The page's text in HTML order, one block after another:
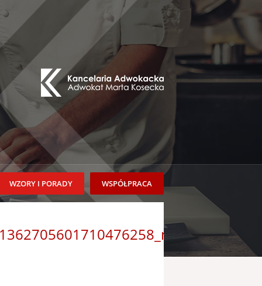
WSPÓŁPRACA
WZORY I PORADY